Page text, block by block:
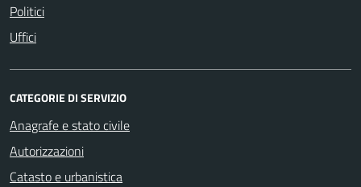
Politici
Uffici
CATEGORIE DI SERVIZIO
Anagrafe e stato civile
Autorizzazioni
Catasto e urbanistica